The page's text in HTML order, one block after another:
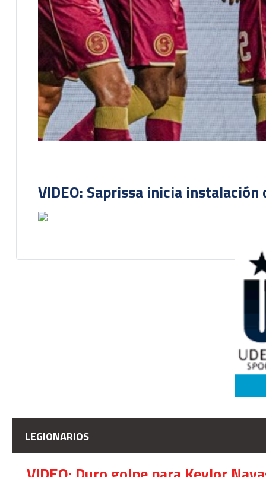
VIDEO: Saprissa inicia
LEGIONARIOS